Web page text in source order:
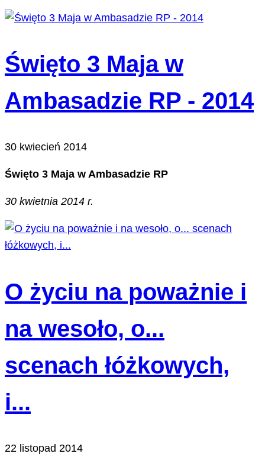
Święto 3 Maja w
Ambasadzie RP - 2014
30 kwiecień 2014
Święto 3 Maja w Ambasadzie RP
30 kwietnia 2014 r.
O życiu na poważnie i
na wesoło, o...
scenach łóżkowych,
i...
22 listopad 2014